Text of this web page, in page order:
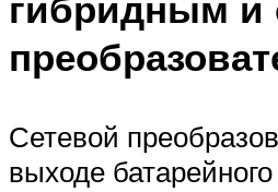
Сетевой
выходе